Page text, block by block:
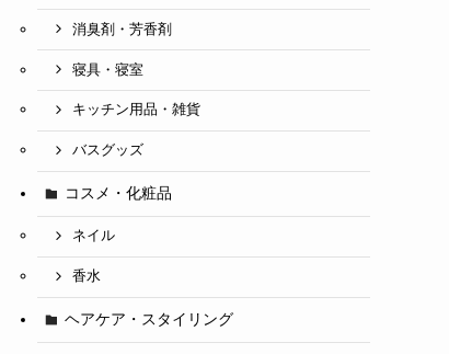
消臭剤・芳香剤
寝具・寝室
キッチン用品・雑貨
バスグッズ
コスメ・化粧品
ネイル
香水
ヘアケア・スタイリング